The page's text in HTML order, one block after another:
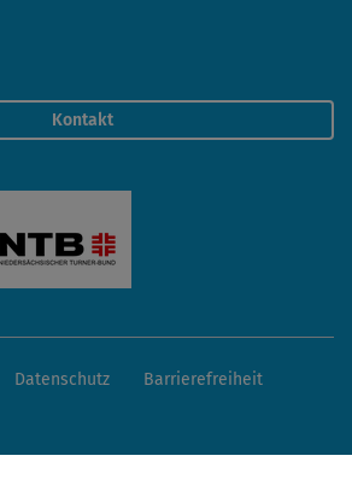
Kontakt
Datenschutz Barrierefreiheit